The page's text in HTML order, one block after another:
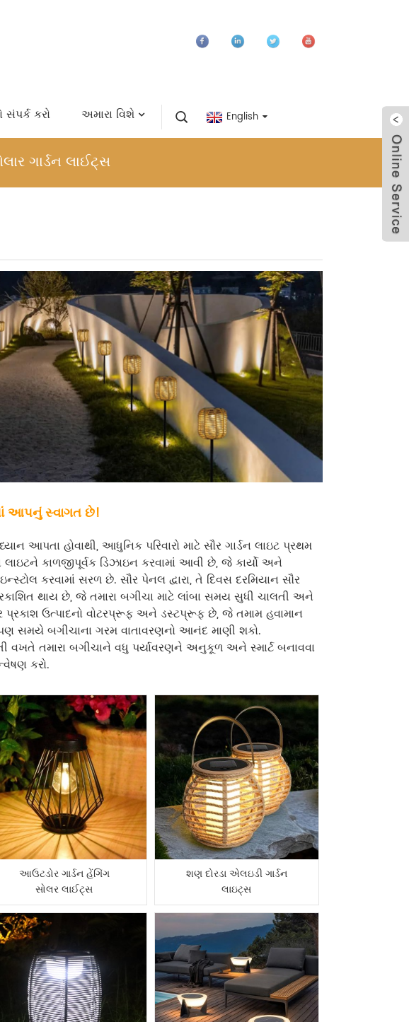
સંપર્ક કરો અમારા વિશે English
ગાર્ડન લાઈટ્સ
આપનું સ્વાગત છે!
આપતા હોવાથી, આધુનિક પરિવારો માટે સૌર ગાર્ડન લાઇટ પ્રથમ
કાળજીપૂર્વક ડિઝાઇન કરવામાં આવી છે, જે કાર્યો અને
કરવામાં સરળ છે. સૌર પેનલ દ્વારા, તે દિવસ દરમિયાન સૌર
થાય છે, જે તમારા બગીચા માટે લાંબા સમય સુધી ચાલતી અને
પ્રકાશ ઉત્પાદનો વોટરપ્રૂફ અને ડસ્ટપ્રૂફ છે, જે તમામ હવામાન
સમયે બગીચાના ગરમ વાતાવરણનો આનંદ માણી શકો.
વખતે તમારા બગીચાને વધુ પર્યાવરણને અનુકૂળ અને સ્માર્ટ બનાવવા
કરો.
આઉટડોર ગાર્ડન હેંગિંગ
સોલર લાઈટ્સ
શણ દોરડા એલઇડી ગાર્ડન
લાઇટ્સ